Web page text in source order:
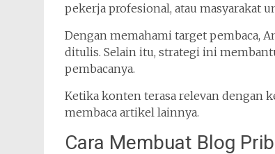
pekerja profesional, atau masyarakat
Dengan memahami target pembaca,
ditulis. Selain itu, strategi ini
pembacanya.
Ketika konten terasa relevan dengan
membaca artikel lainnya.
Cara Membuat Blog